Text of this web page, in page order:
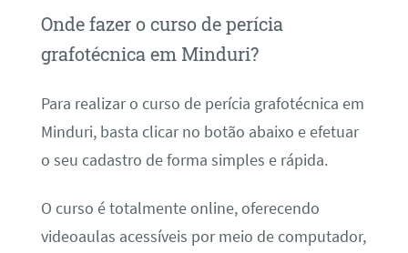
Onde fazer o curso de perícia
grafotécnica em Minduri?
Para realizar o curso de perícia grafotécnica em
Minduri, basta clicar no botão abaixo e efetuar
o seu cadastro de forma simples e rápida.
O curso é totalmente online, oferecendo
videoaulas acessíveis por meio de computador,